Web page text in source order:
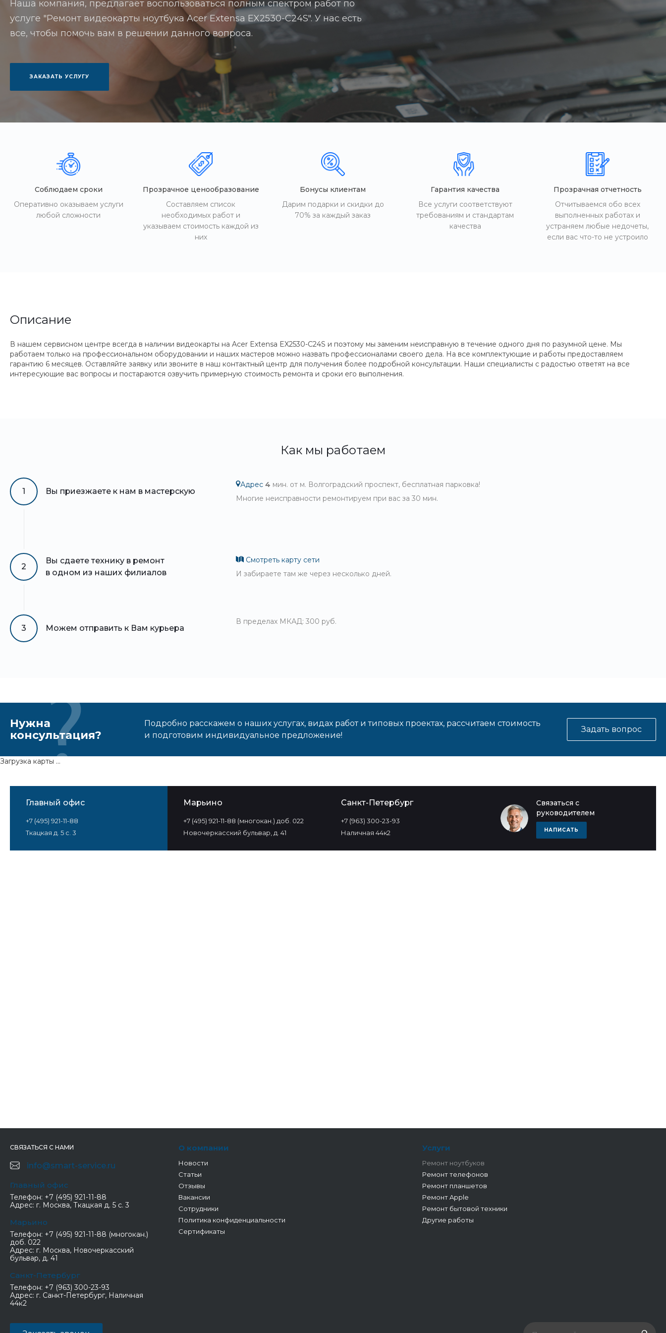
Наша компания, предлагает воспользоваться полным спектром работ по
услуге "Ремонт видеокарты ноутбука Acer Extensa EX2530-C24S". У нас есть
все, чтобы помочь вам в решении данного вопроса.
ЗАКАЗАТЬ УСЛУГУ
Соблюдаем сроки
Оперативно оказываем услуги
любой сложности
Прозрачное ценообразование
Составляем список
необходимых работ и
указываем стоимость каждой из
них
Бонусы клиентам
Дарим подарки и скидки до
70% за каждый заказ
Гарантия качества
Все услуги соответствуют
требованиям и стандартам
качества
Прозрачная отчетность
Отчитываемся обо всех
выполненных работах и
устраняем любые недочеты,
если вас что-то не устроило
Описание
В нашем сервисном центре всегда в наличии видеокарты на Acer Extensa EX2530-C24S и поэтому мы заменим неисправную в течение одного дня по разумной цене. Мы
работаем только на профессиональном оборудовании и наших мастеров можно назвать профессионалами своего дела. На все комплектующие и работы предоставляем
гарантию 6 месяцев. Оставляйте заявку или звоните в наш контактный центр для получения более подробной консультации. Наши специалисты с радостью ответят на все
интересующие вас вопросы и постараются озвучить примерную стоимость ремонта и сроки его выполнения.
Как мы работаем
1 Вы приезжаете к нам в мастерскую
Адрес 4 мин. от м. Волгоградский проспект, бесплатная парковка!
Многие неисправности ремонтируем при вас за 30 мин.
2
Вы сдаете технику в ремонт
в одном из наших филиалов
Смотреть карту сети
И забираете там же через несколько дней.
3 Можем отправить к Вам курьера
В пределах МКАД: 300 руб.
Нужна
консультация?
Подробно расскажем о наших услугах, видах работ и типовых проектах, рассчитаем стоимость
и подготовим индивидуальное предложение!
Задать вопрос
Связаться с
руководителем
НАПИСАТЬ
Главный офис
+7 (495) 921-11-88
Ткацкая д. 5 с. 3
Марьино
+7 (495) 921-11-88 (многокан.) доб. 022
Новочеркасский бульвар, д. 41
Санкт-Петербург
+7 (963) 300-23-93
Наличная 44к2
Загрузка карты ...
СВЯЗАТЬСЯ С НАМИ
info@smart-service.ru
Главный офис
Телефон: +7 (495) 921-11-88
Адрес: г. Москва, Ткацкая д. 5 с. 3
Марьино
Телефон: +7 (495) 921-11-88 (многокан.)
доб. 022
Адрес: г. Москва, Новочеркасский
бульвар, д. 41
Санкт-Петербург
Телефон: +7 (963) 300-23-93
Адрес: г. Санкт-Петербург, Наличная
44к2
О компании
Новости
Статьи
Отзывы
Вакансии
Сотрудники
Политика конфиденциальности
Сертификаты
Услуги
Ремонт ноутбуков
Ремонт телефонов
Ремонт планшетов
Ремонт Apple
Ремонт бытовой техники
Другие работы